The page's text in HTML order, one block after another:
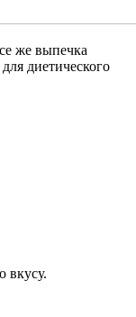
же выпечка
диетического
вкусу.